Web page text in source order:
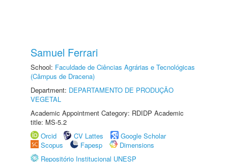
Samuel Ferrari
School: Faculdade de Ciências Agrárias e Tecnológicas
(Câmpus de Dracena)
Department: DEPARTAMENTO DE PRODUÇÃO
VEGETAL
Academic Appointment Category: RDIDP Academic
title: MS-5.2
Orcid
CV Lattes
Google Scholar
Scopus
Fapesp
Dimensions
Repositório Institucional UNESP